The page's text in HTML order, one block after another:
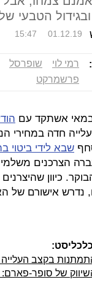
הטבעי
15:47 01.12.19
רמי לוי שופרסל
פרשמרקט
אשתקד עם
חדה במחירי
שבא לידי ביטוי
הצרכנים
כיוון
נדרש אישורם של
בקצב העלייה
של סופר-פארם: